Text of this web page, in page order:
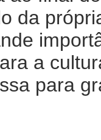
da
a
para